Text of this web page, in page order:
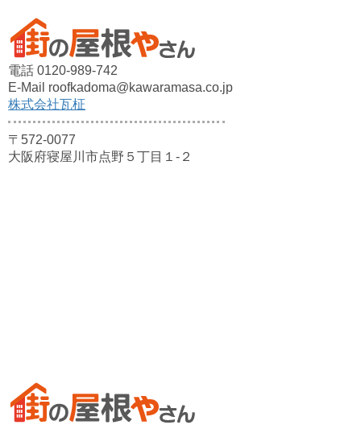
電話 0120-989-742
E-Mail roofkadoma@kawaramasa.co.jp
株式会社瓦柾
〒572-0077
大阪府寝屋川市点野５丁目１-２